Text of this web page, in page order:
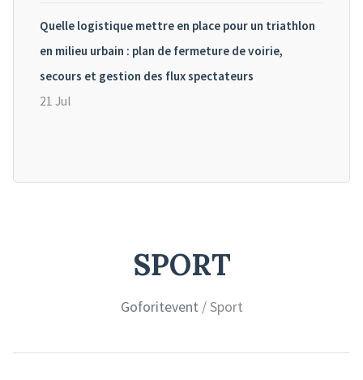
Quelle logistique mettre en place pour un triathlon
en milieu urbain : plan de fermeture de voirie,
secours et gestion des flux spectateurs
21 Jul
SPORT
Goforitevent / Sport